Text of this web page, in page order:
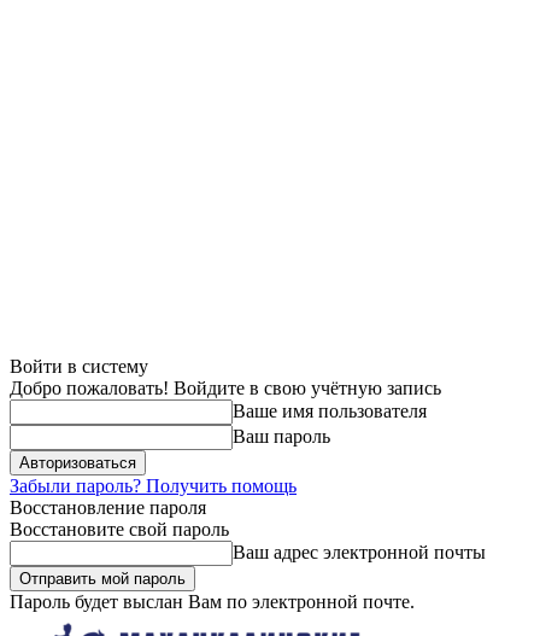
Войти в систему
Добро пожаловать! Войдите в свою учётную запись
Ваше имя пользователя
Ваш пароль
Забыли пароль? Получить помощь
Восстановление пароля
Восстановите свой пароль
Ваш адрес электронной почты
Пароль будет выслан Вам по электронной почте.